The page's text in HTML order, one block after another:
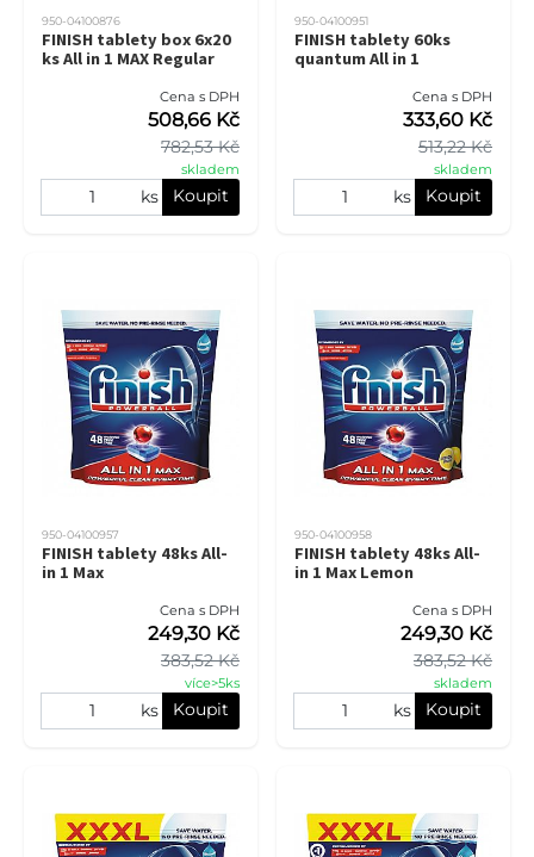
950-04100876
FINISH tablety box 6x20
ks All in 1 MAX Regular
Cena s DPH
782,53 Kč
508,66 Kč
skladem
ks Koupit
950-04100951
FINISH tablety 60ks
quantum All in 1
Cena s DPH
513,22 Kč
333,60 Kč
skladem
ks Koupit
950-04100957
FINISH tablety 48ks All-
in 1 Max
Cena s DPH
383,52 Kč
249,30 Kč
více>5ks
ks Koupit
950-04100958
FINISH tablety 48ks All-
in 1 Max Lemon
Cena s DPH
383,52 Kč
249,30 Kč
skladem
ks Koupit